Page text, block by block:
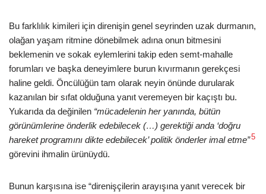
Bu farklılık kimileri için direnişin genel seyrinden uzak durmanın,
olağan yaşam ritmine dönebilmek adına onun bitmesini
beklemenin ve sokak eylemlerini takip eden semt-mahalle
forumları ve başka deneyimlere burun kıvırmanın gerekçesi
haline geldi. Öncülüğün tam olarak neyin önünde durularak
kazanılan bir sıfat olduğuna yanıt veremeyen bir kaçıştı bu.
Yukarıda da değinilen “mücadelenin her yanında, bütün
görünümlerine önderlik edebilecek (…) gerektiği anda ‘doğru
hareket programını dikte edebilecek’ politik önderler imal etme”5
görevini ihmalin ürünüydü.
Bunun karşısına ise “direnişçilerin arayışına yanıt verecek bir